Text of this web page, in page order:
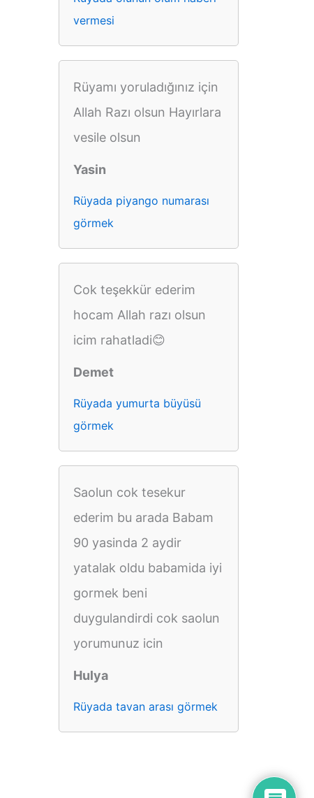
vermesi
Rüyamı yoruladığınız için
Allah Razı olsun Hayırlara
vesile olsun
Yasin
Rüyada piyango numarası
görmek
Cok teşekkür ederim
hocam Allah razı olsun
icim rahatladi😊
Demet
Rüyada yumurta büyüsü
görmek
Saolun cok tesekur
ederim bu arada Babam
90 yasinda 2 aydir
yatalak oldu babamida iyi
gormek beni
duygulandirdi cok saolun
yorumunuz icin
Hulya
Rüyada tavan arası görmek